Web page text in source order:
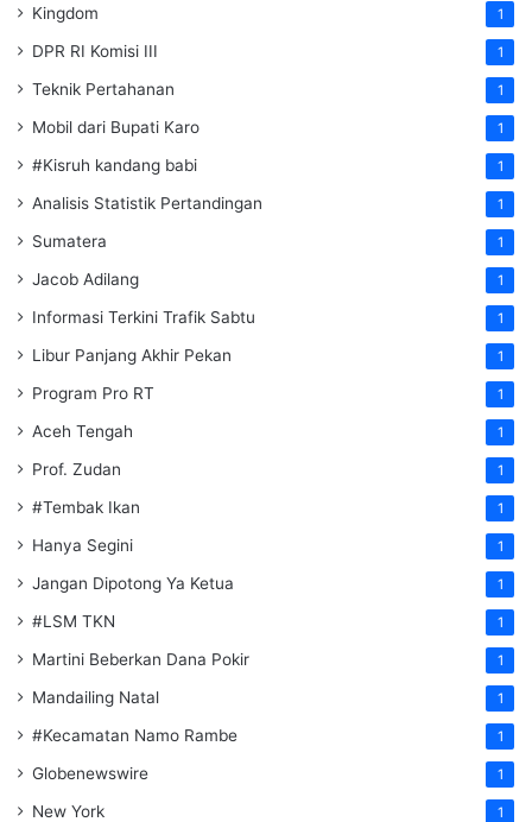
Kingdom 1
DPR RI Komisi III 1
Teknik Pertahanan 1
Mobil dari Bupati Karo 1
#Kisruh kandang babi 1
Analisis Statistik Pertandingan 1
Sumatera 1
Jacob Adilang 1
Informasi Terkini Trafik Sabtu 1
Libur Panjang Akhir Pekan 1
Program Pro RT 1
Aceh Tengah 1
Prof. Zudan 1
#Tembak Ikan 1
Hanya Segini 1
Jangan Dipotong Ya Ketua 1
#LSM TKN 1
Martini Beberkan Dana Pokir 1
Mandailing Natal 1
#Kecamatan Namo Rambe 1
Globenewswire 1
New York 1